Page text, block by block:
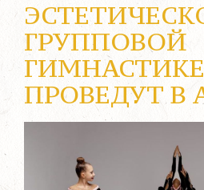
ГРУППОВОЙ
ГИМНАСТИКЕ
ПРОВЕДУТ В